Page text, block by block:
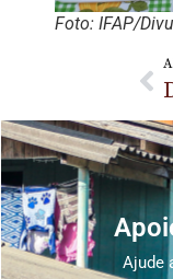
Foto: IFAP/
Ajude